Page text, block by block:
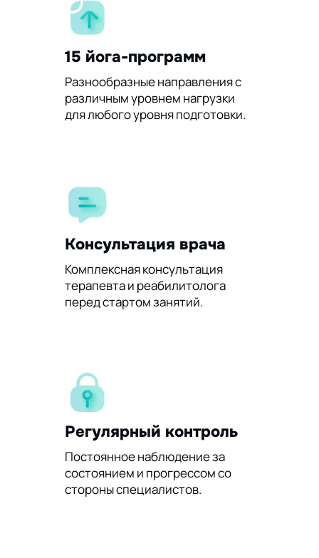
15 йога-программ
Разнообразные направления с
различным уровнем нагрузки
для любого уровня подготовки.
Консультация врача
Комплексная консультация
терапевта и реабилитолога
перед стартом занятий.
Регулярный контроль
Постоянное наблюдение за
состоянием и прогрессом со
стороны специалистов.